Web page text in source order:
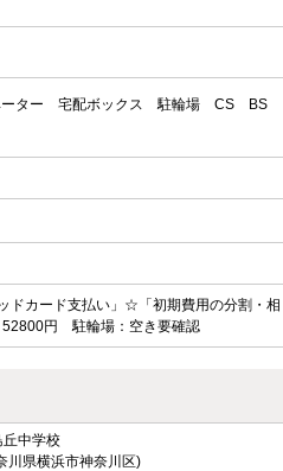
ター 宅配ボックス 駐輪場 CS
BS
ドカード支払い」☆「初期費用の分割・相
円 駐輪場：空き要確認
丘中学校
川県横浜市神奈川区)